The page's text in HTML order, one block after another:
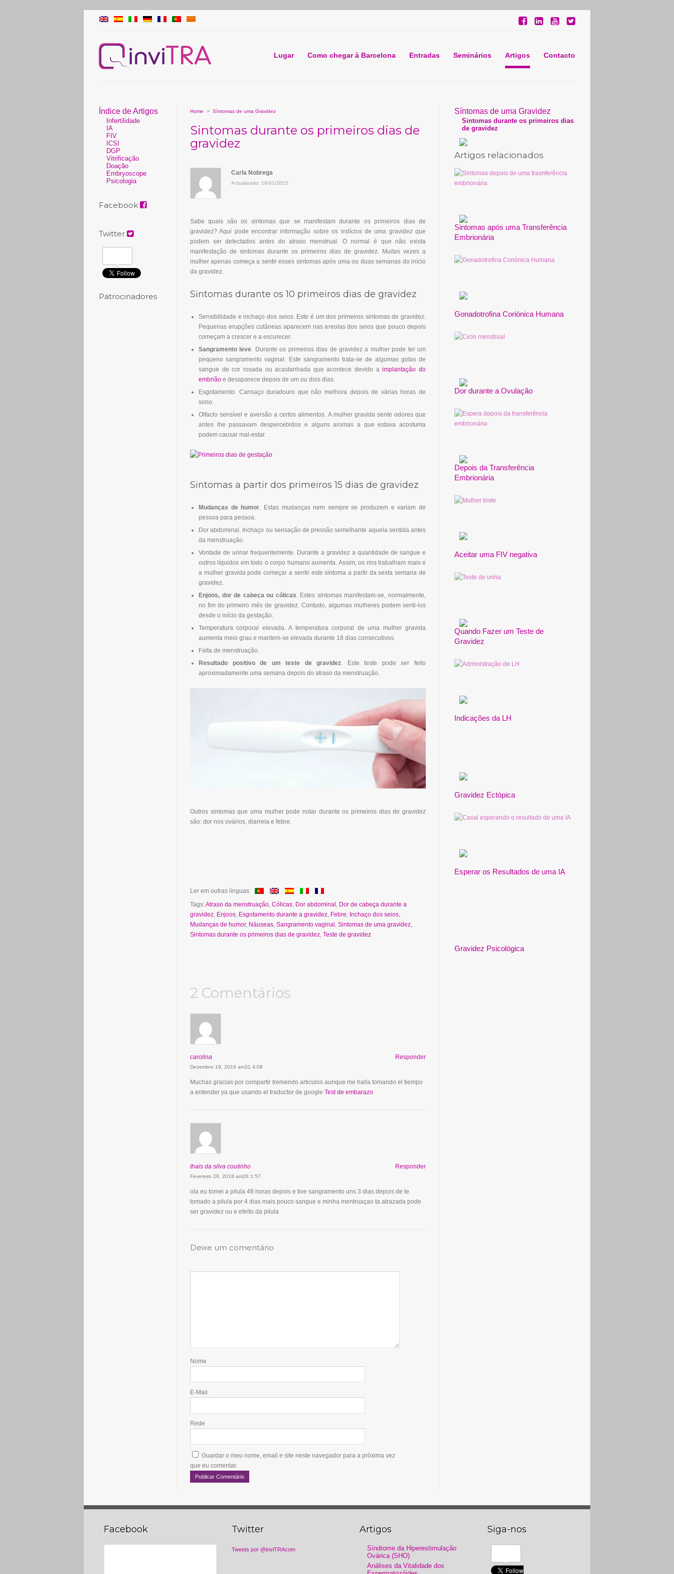
Lugar Como chegar à Barcelona Entradas Seminários Artigos Contacto
Índice de Artigos
Infertilidade
IA
FIV
ICSI
DGP
Vitrificação
Doação
Embryoscope
Psicologia
Facebook
Twitter
Patrocinadores
Home > Síntomas de uma Gravidez
Sintomas durante os primeiros dias de
gravidez
Carla Nobrega
Actualizado: 19/01/2015
Sabe quais são os sintomas que se manifestam durante os primeiros dias de
gravidez? Aqui pode encontrar informação sobre os indícios de uma gravidez que
podem ser detectados antes do atraso menstrual. O normal é que não exista
manifestação de sintomas durante os primeiros dias de gravidez. Muitas vezes a
mulher apenas começa a sentir esses sintomas após uma ou duas semanas do início
da gravidez.
Sintomas durante os 10 primeiros dias de gravidez
Sensibilidade e inchaço dos seios. Este é um dos primeiros sintomas de gravidez.
Pequenas erupções cutâneas aparecem nas areolas dos seios que pouco depois
começam a crescer e a escurecer.
Sangramento leve. Durante os primeiros dias de gravidez a mulher pode ter um
pequeno sangramento vaginal. Este sangramento trata-se de algumas gotas de
sangue de cor rosada ou acastanhada que acontece devido aimplantação do
embrião e desaparece depois de um ou dois dias.
Esgotamento. Cansaço duradouro que não melhora depois de várias horas de
sono.
Olfacto sensível e aversão a certos alimentos. A mulher gravida sente odores que
antes lhe passavam despercebidos e alguns aromas a que estava acostuma
podem causar mal-estar.
Sintomas a partir dos primeiros 15 dias de gravidez
Mudanças de humor. Estas mudanças nem sempre se produzem e variam de
pessoa para pessoa.
Dor abdominal. Inchaço ou sensação de pressão semelhante aquela sentida antes
da menstruação.
Vontade de urinar frequentemente. Durante a gravidez a quantidade de sangue e
outros líquidos em todo o corpo humano aumenta. Assim, os rins trabalham mais e
a mulher gravida pode começar a sentir este sintoma a partir da sexta semana de
gravidez.
Enjoos, dor de cabeça ou cólicas. Estes sintomas manifestam-se, normalmente,
no fim do primeiro mês de gravidez. Contudo, algumas mulheres podem senti-los
desde o início da gestação.
Temperatura corporal elevada. A temperatura corporal de uma mulher gravida
aumenta meio grau e mantem-se elevada durante 18 dias consecutivos.
Falta de menstruação.
Resultado positivo de um teste de gravidez. Este teste pode ser feito
aproximadamente uma semana depois do atraso da menstruação.
Outros sintomas que uma mulher pode notar durante os primeiros dias de gravidez
são: dor nos ovários, diarreia e febre.
Ler em outras línguas:
Tags:Atraso da menstruação, Cólicas, Dor abdominal , Dor de cabeça durante a
gravidez, Enjoos, Esgotamento durante a gravidez, Febre, Inchaço dos seios,
Mudanças de humor, Náuseas, Sangramento vaginal , Sintomas de uma gravidez,
Sintomas durante os primeiros dias de gravidez, Teste de gravidez
2 Comentários
carolina
Dezembro 19, 2016 am31 4:08
Muchas gracias por compartir tremendo articulos aunque me halla tomando el tiempo
a entender ya que usando el traductor de google Test de embarazo
Responder
thais da silva coutinho
Fevereiro 28, 2018 am28 1:57
ola eu tomei a pilula 48 horas depois e tive sangramento uns 3 dias depois de te
tomado a pilula por 4 dias mais pouco sangue e minha mentruaçao ta atrazada pode
ser gravidez ou e efeito da pilula
Responder
Deixe um comentário
Nome
E-Mail
Rede
Guardar o meu nome, email e site neste navegador para a próxima vez
que eu comentar.
Síntomas de uma Gravidez
Sintomas durante os primeiros dias
de gravidez
Artigos relacionados
Sintomas após uma Transferência
Embrionária
Gonadotrofina Coriónica Humana
Dor durante a Ovulação
Depois da Transferência
Embrionária
Aceitar uma FIV negativa
Quando Fazer um Teste de
Gravidez
Indicações da LH
Gravidez Ectópica
Esperar os Resultados de uma IA
Gravidez Psicológica
Facebook Twitter
Tweets por @inviTRAcom
Artigos
Síndrome da Hiperestimulação
Ovárica (SHO)
Análises da Vitalidade dos
Siga-nos